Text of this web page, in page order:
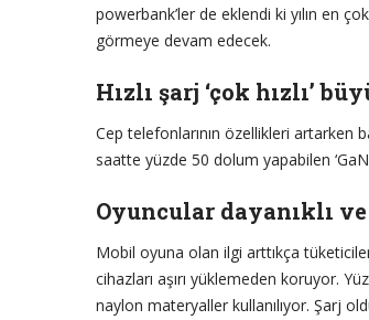
powerbank’ler de eklendi ki yılın en
görmeye devam edecek.
Hızlı şarj ‘çok hızlı’
Cep telefonlarının özellikleri artarken
saatte yüzde 50 dolum yapabilen
Oyuncular dayanıklı
Mobil oyuna olan ilgi arttıkça
cihazları aşırı yüklemeden koruyor.
naylon materyaller kullanılıyor. Şarj